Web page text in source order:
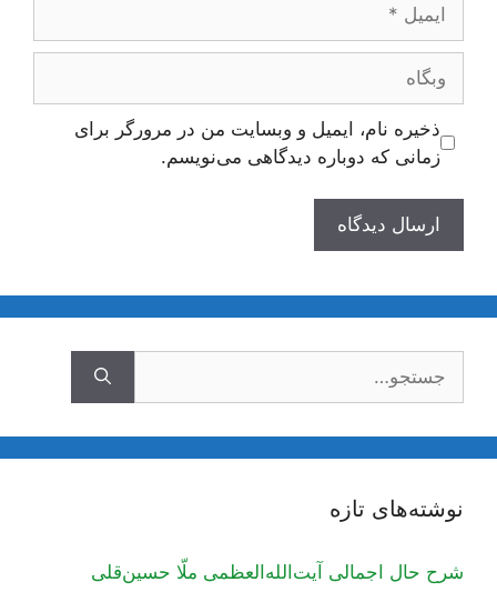
وبگاه
ذخیره نام، ایمیل و وبسایت من در مرورگر برای
زمانی که دوباره دیدگاهی می‌نویسم.
نوشته‌های تازه
شرح حال اجمالی آیت‌الله‌العظمی ملّا حسین‌قلی